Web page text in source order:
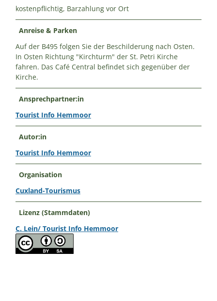
kostenpflichtig, Barzahlung vor Ort
Anreise & Parken
Auf der B495 folgen Sie der Beschilderung nach Osten.
In Osten Richtung "Kirchturm" der St. Petri Kirche
fahren. Das Café Central befindet sich gegenüber der
Kirche.
Ansprechpartner:in
Tourist Info Hemmoor
Autor:in
Tourist Info Hemmoor
Organisation
Cuxland-Tourismus
Lizenz (Stammdaten)
C. Lein/ Tourist Info Hemmoor